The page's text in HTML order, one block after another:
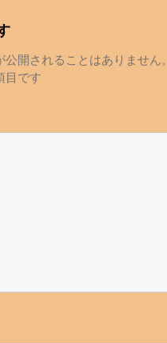
開されることはありません。
目です